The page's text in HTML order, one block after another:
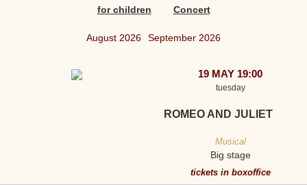
for children Concert
August 2026 September 2026
19 MAY 19:00
tuesday
ROMEO AND JULIET
Musical
Big stage
tickets in boxoffice